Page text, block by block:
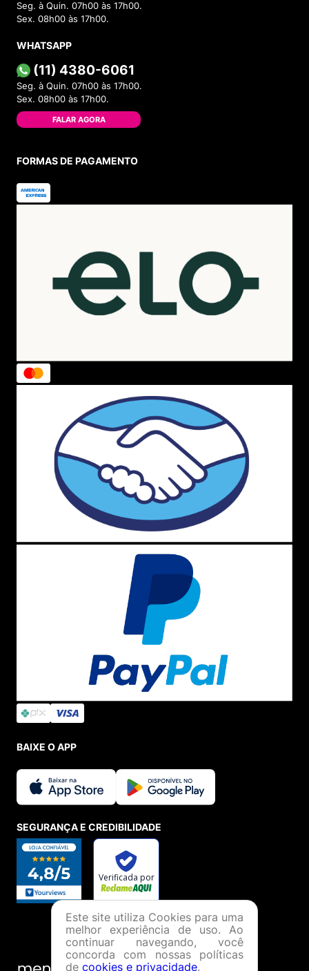
Seg. à Quin. 07h00 às 17h00.
Sex. 08h00 às 17h00.
WHATSAPP
(11) 4380-6061
Seg. à Quin. 07h00 às 17h00.
Sex. 08h00 às 17h00.
FALAR AGORA
FORMAS DE PAGAMENTO
BAIXE O APP
SEGURANÇA E CREDIBILIDADE
Este site utiliza Cookies para uma
melhor experiência de uso. Ao
continuar navegando, você
concorda com nossas políticas
de cookies e privacidade.